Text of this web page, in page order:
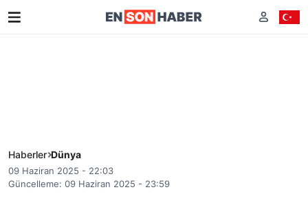
Haberler Dünya
09 Haziran 2025 - 22:03
Güncelleme: 09 Haziran 2025 - 23:59